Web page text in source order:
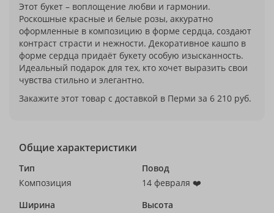
Этот букет – воплощение любви и гармонии.
Роскошные красные и белые розы, аккуратно
оформленные в композицию в форме сердца, создают
контраст страсти и нежности. Декоративное кашпо в
форме сердца придаёт букету особую изысканность.
Идеальный подарок для тех, кто хочет выразить свои
чувства стильно и элегантно.
Закажите этот товар с доставкой в Перми за 6 210 руб.
Общие характеристики
Тип
Композиция
Повод
14 февраля ❤️
Ширина
Высота